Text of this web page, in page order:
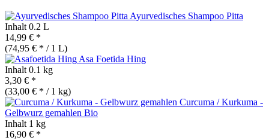
Ayurvedisches Shampoo Pitta
Inhalt 0.2 L
14,99 € *
(74,95 € * / 1 L)
Asa Foetida Hing
Inhalt 0.1 kg
3,30 € *
(33,00 € * / 1 kg)
Curcuma / Kurkuma -
Gelbwurz gemahlen Bio
Inhalt 1 kg
16,90 € *